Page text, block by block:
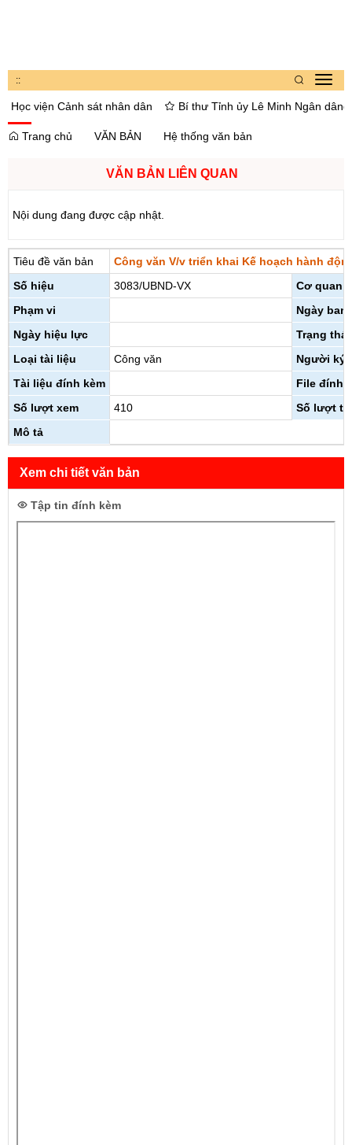
::
viện Cảnh sát nhân dân Bí thư Tỉnh ủy Lê Minh Ngân dâng
Trang chủ VĂN BẢN Hệ thống văn bản
VĂN BẢN LIÊN QUAN
Nội dung đang được cập nhật.
Tiêu đề văn bản
Công văn V/v triển khai Kế hoạch hành
Số hiệu
3083/UBND-VX
Cơ quan
Phạm vi
Ngày ban
Ngày hiệu lực
Trạng thái
Loại tài liệu
Công văn
Người ký
Tài liệu đính kèm
File đính
Số lượt xem
410
Số lượt
Mô tả
Xem chi tiết văn bản
Tập tin đính kèm